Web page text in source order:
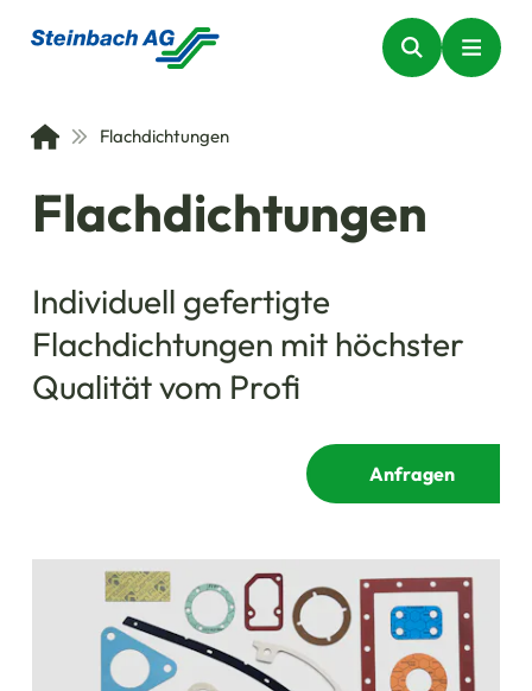
Flachdichtungen
Flachdichtungen
Individuell gefertigte
Flachdichtungen mit höchster
Qualität vom Profi
Anfragen